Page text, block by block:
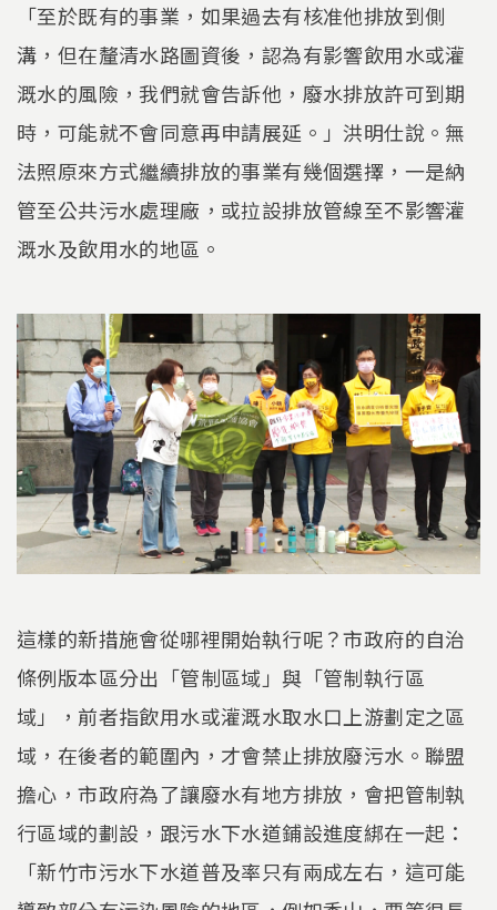
「至於既有的事業，如果過去有核准他排放到側
溝，但在釐清水路圖資後，認為有影響飲用水或灌
溉水的風險，我們就會告訴他，廢水排放許可到期
時，可能就不會同意再申請展延。」洪明仕說。無
法照原來方式繼續排放的事業有幾個選擇，一是納
管至公共污水處理廠，或拉設排放管線至不影響灌
溉水及飲用水的地區。
這樣的新措施會從哪裡開始執行呢？市政府的自治
條例版本區分出「管制區域」與「管制執行區
域」，前者指飲用水或灌溉水取水口上游劃定之區
域，在後者的範圍內，才會禁止排放廢污水。聯盟
擔心，市政府為了讓廢水有地方排放，會把管制執
行區域的劃設，跟污水下水道鋪設進度綁在一起：
「新竹市污水下水道普及率只有兩成左右，這可能